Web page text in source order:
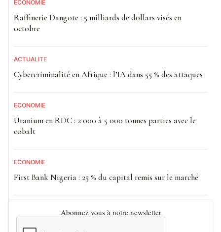
ECONOMIE
Raffinerie Dangote : 5 milliards de dollars visés en
octobre
ACTUALITE
Cybercriminalité en Afrique : l’IA dans 55 % des attaques
ECONOMIE
Uranium en RDC : 2 000 à 5 000 tonnes parties avec le
cobalt
ECONOMIE
First Bank Nigeria : 25 % du capital remis sur le marché
Abonnez vous à notre newsletter